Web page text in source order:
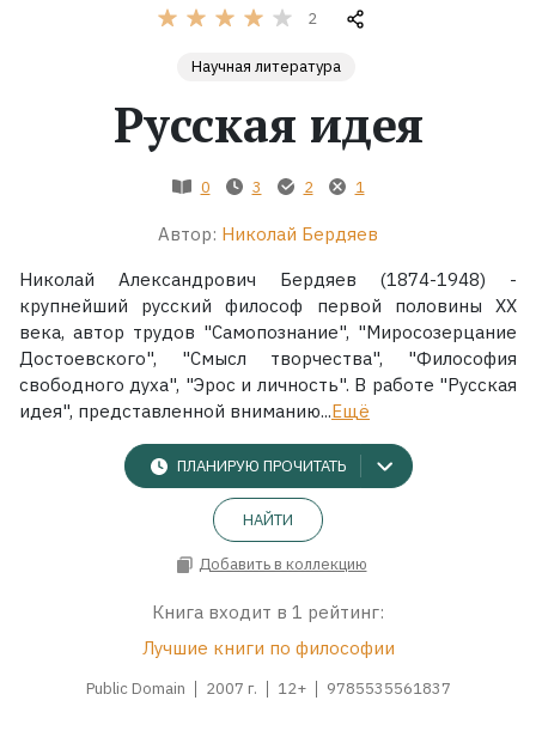
Экранизации
2
Научная литература
Русская идея
0 3 2 1
Автор: Николай Бердяев
Николай Александрович Бердяев (1874-1948) -
крупнейший русский философ первой половины XX
века, автор трудов "Самопознание", "Миросозерцание
Достоевского", "Смысл творчества", "Философия
свободного духа", "Эрос и личность". В работе "Русская
идея", представленной вниманию...Ещё
ПЛАНИРУЮ ПРОЧИТАТЬ
НАЙТИ
Добавить в коллекцию
Книга входит в 1 рейтинг:
Лучшие книги по философии
Public Domain 2007 г. 12+ 9785535561837